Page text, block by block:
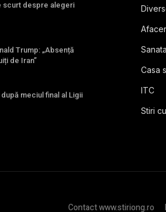
scurt despre alegeri
Trump: „Absență
de Iran”
meciul final al Ligii
Casa
ITC
Stiri
Contact www.stiriong.ro